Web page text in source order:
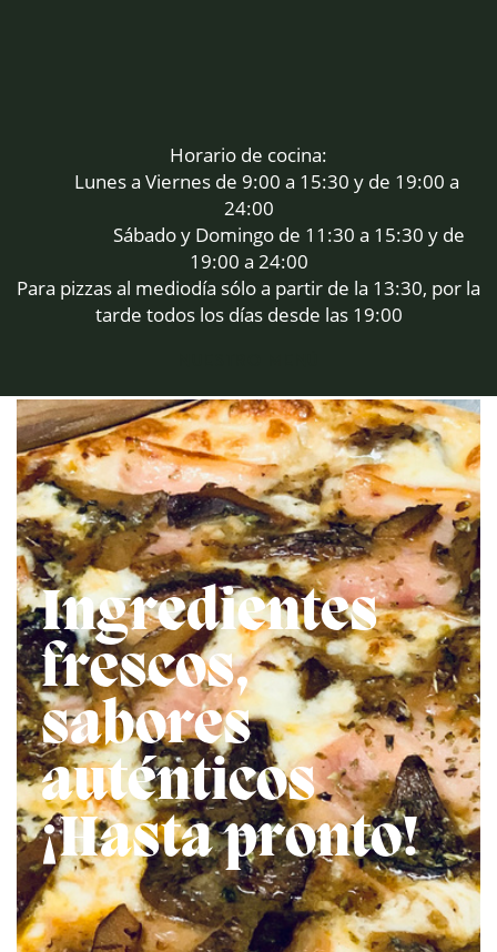
Horario de cocina:
Lunes a Viernes de 9:00 a 15:30 y de 19:00 a ​
24:00
Sábado y Domingo de 11:30 a 15:30 y de ​
19:00 a 24:00
Para pizzas al mediodía sólo a partir de la 13:30, por ​la
tarde todos los días desde las 19:00
Ingredientes ​
frescos, ​
sabores ​
auténticos
¡Hasta pronto!